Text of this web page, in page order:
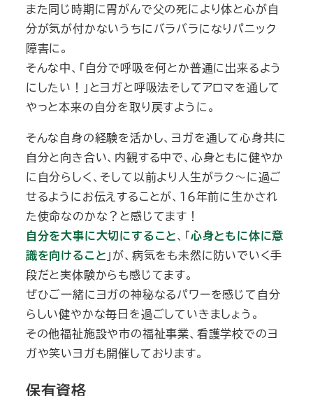
また同じ時期に胃がんで父の死により体と心が自
分が気が付かないうちにバラバラになりパニック
障害に。
そんな中、「自分で呼吸を何とか普通に出来るよう
にしたい！」とヨガと呼吸法そしてアロマを通して
やっと本来の自分を取り戻すように。
そんな自身の経験を活かし、ヨガを通して心身共に
自分と向き合い、内観する中で、心身ともに健やか
に自分らしく、そして以前より人生がラク～に過ご
せるようにお伝えすることが、１６年前に生かされ
た使命なのかな？と感じてます！
自分を大事に大切にすること、「心身ともに体に意
識を向けること 」が、病気をも未然に防いでいく手
段だと実体験からも感じてます。
ぜひご一緒にヨガの神秘なるパワーを感じて自分
らしい健やかな毎日を過ごしていきましょう。
その他福祉施設や市の福祉事業、看護学校でのヨ
ガや笑いヨガも開催しております。
保有資格